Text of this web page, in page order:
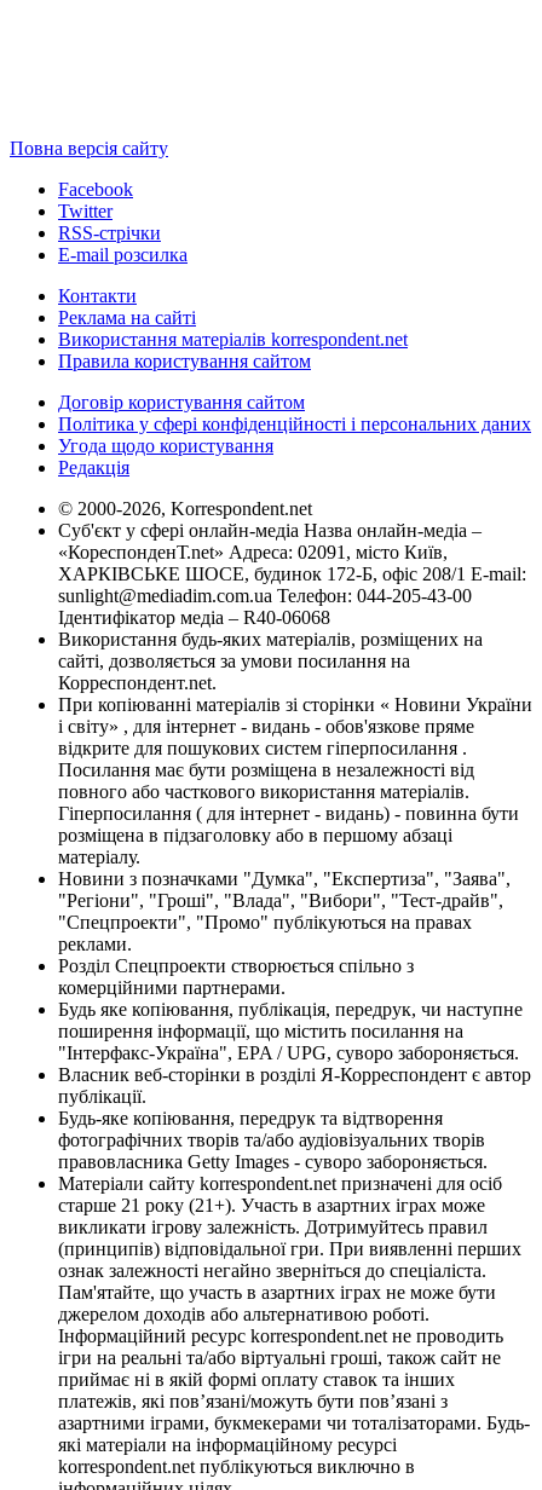
Повна версія сайту
Facebook
Twitter
RSS-стрічки
E-mail розсилка
Контакти
Реклама на сайті
Використання матеріалів korrespondent.net
Правила користування сайтом
Договір користування сайтом
Політика у сфері конфіденційності і персональних даних
Угода щодо користування
Редакція
© 2000-2026, Korrespondent.net
Суб'єкт у сфері онлайн-медіа Назва онлайн-медіа –
«КореспонденТ.net» Адреса: 02091, місто Київ,
ХАРКІВСЬКЕ ШОСЕ, будинок 172-Б, офіс 208/1 E-mail:
sunlight@mediadim.com.ua Телефон: 044-205-43-00
Ідентифікатор медіа – R40-06068
Використання будь-яких матеріалів, розміщених на
сайті, дозволяється за умови посилання на
Корреспондент.net.
При копіюванні матеріалів зі сторінки « Новини України
і світу» , для інтернет - видань - обов'язкове пряме
відкрите для пошукових систем гіперпосилання .
Посилання має бути розміщена в незалежності від
повного або часткового використання матеріалів.
Гіперпосилання ( для інтернет - видань) - повинна бути
розміщена в підзаголовку або в першому абзаці
матеріалу.
Новини з позначками "Думка", "Експертиза", "Заява",
"Регіони", "Гроші", "Влада", "Вибори", "Тест-драйв",
"Спецпроекти", "Промо" публікуються на правах
реклами.
Розділ Спецпроекти створюється спільно з
комерційними партнерами.
Будь яке копіювання, публікація, передрук, чи наступне
поширення інформації, що містить посилання на
"Інтерфакс-Україна", EPA / UPG, суворо забороняється.
Власник веб-сторінки в розділі Я-Корреспондент є автор
публікації.
Будь-яке копіювання, передрук та відтворення
фотографічних творів та/або аудіовізуальних творів
правовласника Getty Images - суворо забороняється.
Матеріали сайту korrespondent.net призначені для осіб
старше 21 року (21+). Участь в азартних іграх може
викликати ігрову залежність. Дотримуйтесь правил
(принципів) відповідальної гри. При виявленні перших
ознак залежності негайно зверніться до спеціаліста.
Пам'ятайте, що участь в азартних іграх не може бути
джерелом доходів або альтернативою роботі.
Інформаційний ресурс korrespondent.net не проводить
ігри на реальні та/або віртуальні гроші, також сайт не
приймає ні в якій формі оплату ставок та інших
платежів, які пов’язані/можуть бути пов’язані з
азартними іграми, букмекерами чи тоталізаторами. Будь-
які матеріали на інформаційному ресурсі
korrespondent.net публікуються виключно в